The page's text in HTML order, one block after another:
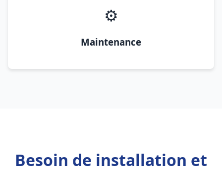
⚙️
Maintenance
Besoin de installation et